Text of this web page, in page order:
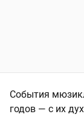
События
годов — с их